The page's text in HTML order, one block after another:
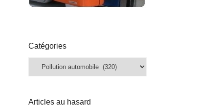
Catégories
Catégories
Articles au hasard